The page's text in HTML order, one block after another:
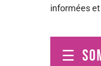
informées